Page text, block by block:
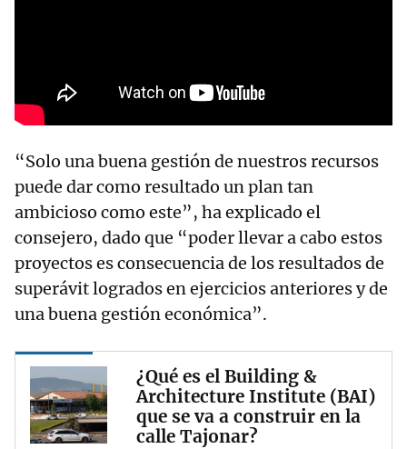
“Solo una buena gestión de nuestros recursos
puede dar como resultado un plan tan
ambicioso como este”, ha explicado el
consejero, dado que “poder llevar a cabo estos
proyectos es consecuencia de los resultados de
superávit logrados en ejercicios anteriores y de
una buena gestión económica”.
¿Qué es el Building &
Architecture Institute (BAI)
que se va a construir en la
calle Tajonar?